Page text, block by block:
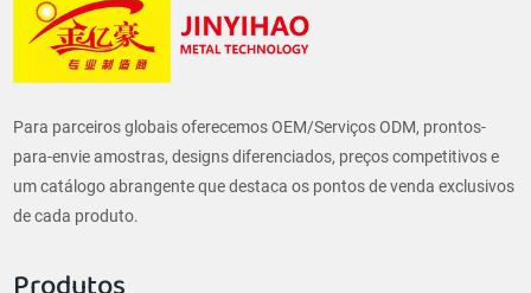
Para parceiros globais oferecemos OEM/Serviços ODM, prontos-
para-envie amostras, designs diferenciados, preços competitivos e
um catálogo abrangente que destaca os pontos de venda exclusivos
de cada produto.
Produtos